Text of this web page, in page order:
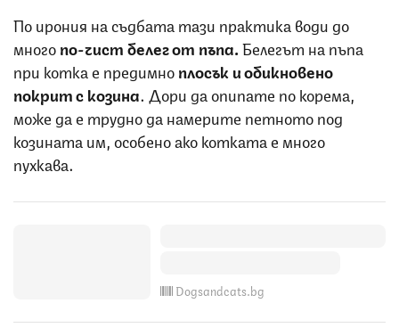
По ирония на съдбата тази практика води до
многопо-чист белег от пъпа.Белегът на пъпа
при котка е предимноплосък и обикновено
покрит с козина. Дори да опипате по корема,
може да е трудно да намерите петното под
козината им, особено ако котката е много
пухкава.
Dogsandcats.bg